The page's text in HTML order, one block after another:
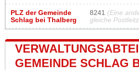
PLZ der Gemeinde
Schlag bei Thalberg
8241 (Eine
gleiche
GEMEINDE SCHLAG